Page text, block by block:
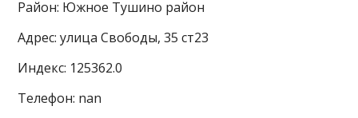
Район: Южное Тушино район
Адрес: улица Свободы, 35 ст23
Индекс: 125362.0
Телефон: nan